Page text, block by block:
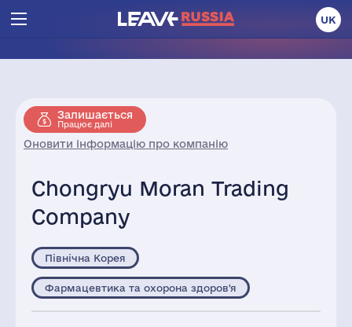
UK
Залишається
Працює далі
Оновити інформацію про компанію
Chongryu Moran Trading
Company
Північна Корея
Фармацевтика та охорона здоров'я